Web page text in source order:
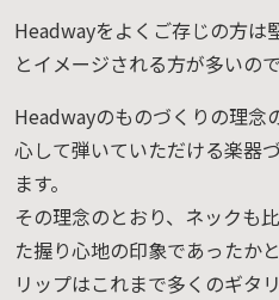
Headwayをよくご存じの方は
とイメージされる方が多いの
Headwayのものづくりの理念
心して弾いていただける楽器
ます。
その理念のとおり、ネックも
た握り心地の印象であったか
リップはこれまで多くのギタ